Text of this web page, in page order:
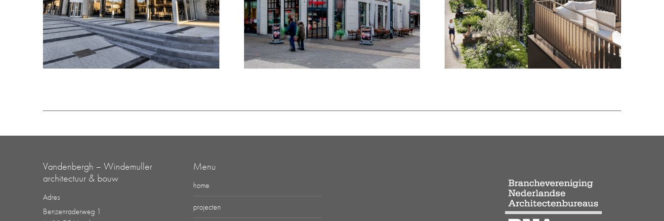
Vandenbergh – Windemuller
architectuur & bouw
Adres
Benzenraderweg 1
Menu
home
projecten